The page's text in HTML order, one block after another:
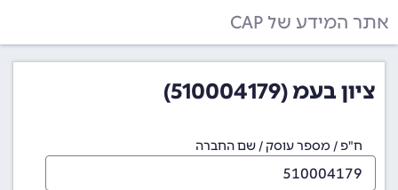
אתר המידע של CAP
ציון בעמ (510004179)
ח"פ / מספר עוסק / שם החברה